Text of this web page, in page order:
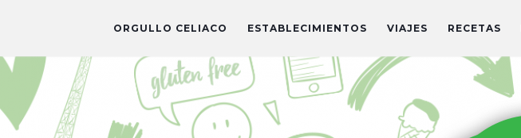
ORGULLO CELIACO ESTABLECIMIENTOS VIAJES RECETAS